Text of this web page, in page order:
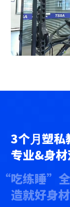
3个⽉塑私
专业&身材
吃练睡”
造就好身材